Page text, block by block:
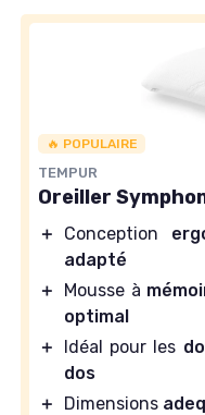
🔥 POPULAIRE
TEMPUR
Oreiller
＋ Conception
adapté
＋
Mousse à
optimal
＋
Idéal pour les
dos
＋
Dimensions